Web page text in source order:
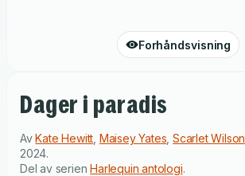
Forhåndsvisning
Dager i paradis
AvKate Hewitt Maisey Yates ,Scarlet Wilson
2024.
Del av serienHarlequin antologi.